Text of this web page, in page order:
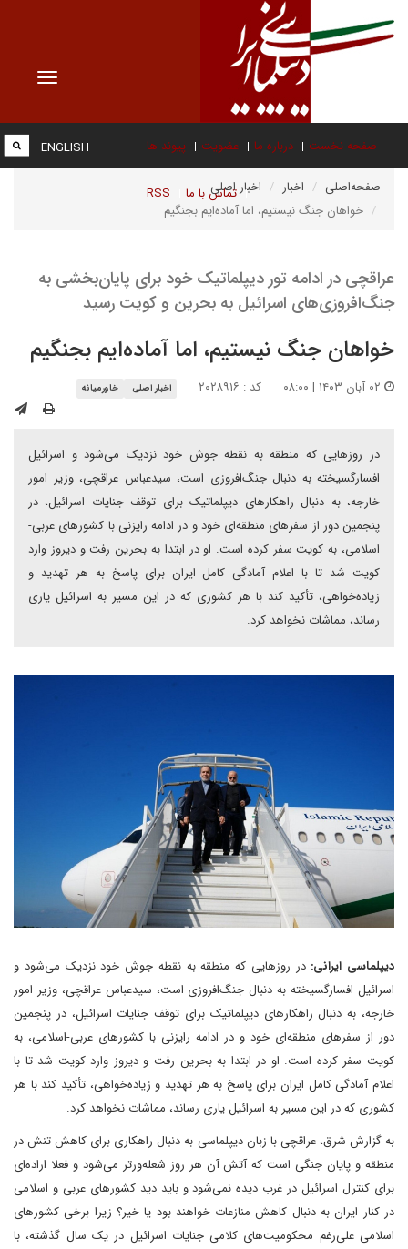
Toggle
صفحه نخست درباره ما عضویت پیوند ها
تماس با ما RSS
ENGLISH
صفحه‌اصلی اخبار
اخبار اصلی
خواهان جنگ نیستیم، اما آماده‌ایم بجنگیم
عراقچی در ادامه تور دیپلماتیک خود برای پایان‌بخشی به
جنگ‌افروزی‌های اسرائیل به بحرین و کویت رسید
خواهان جنگ نیستیم، اما آماده‌ایم بجنگیم
کد : ۲۰۲۸۹۱۶ اخبار اصلی خاورمیانه
در روزهایی که منطقه به نقطه جوش خود نزدیک می‌شود و اسرائیل
افسارگسیخته به دنبال جنگ‌افروزی است، سیدعباس عراقچی، وزیر امور
خارجه، به دنبال راهکارهای دیپلماتیک برای توقف جنایات اسرائیل، در
پنجمین دور از سفرهای منطقه‌ای خود و در ادامه رایزنی‌ با کشورهای عربی‌-‌
اسلامی، به کویت سفر کرده است. او در ابتدا به بحرین رفت و دیروز وارد
کویت شد تا با اعلام آمادگی کامل ایران برای پاسخ به هر تهدید و
زیاده‌خواهی، تأکید کند با هر کشوری که در این مسیر به اسرائیل یاری
رساند، مماشات نخواهد کرد.
دیپلماسی ایرانی: در روزهایی که منطقه به نقطه جوش خود نزدیک می‌شود و
اسرائیل افسارگسیخته به دنبال جنگ‌افروزی است، سیدعباس عراقچی، وزیر امور
خارجه، به دنبال راهکارهای دیپلماتیک برای توقف جنایات اسرائیل، در پنجمین
دور از سفرهای منطقه‌ای خود و در ادامه رایزنی‌ با کشورهای عربی‌-‌اسلامی، به
کویت سفر کرده است. او در ابتدا به بحرین رفت و دیروز وارد کویت شد تا با
اعلام آمادگی کامل ایران برای پاسخ به هر تهدید و زیاده‌خواهی، تأکید کند با هر
کشوری که در این مسیر به اسرائیل یاری رساند، مماشات نخواهد کرد.
به گزارش شرق، عراقچی با زبان دیپلماسی به دنبال راهکاری برای کاهش تنش در
منطقه و ‌پایان جنگی است که آتش آن هر روز شعله‌ور‌تر می‌شود و فعلا اراده‌ای
برای کنترل اسرائیل در غرب دیده نمی‌شود و باید دید کشورهای عربی و اسلامی
در کنار ایران به دنبال کاهش منازعات خواهند بود یا خیر؟‌ زیرا برخی کشورهای
اسلامی علی‌رغم محکومیت‌های کلامی جنایات اسرائیل در یک سال گذشته، با